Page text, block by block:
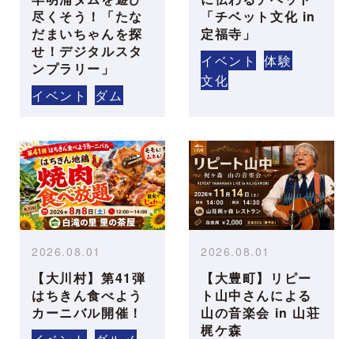
尽くそう！「たな
だまいちゃんを探
せ！デジタルスタ
ンプラリー」
イベント ダム
「チベット文化 in
定福寺」
イベント
体験
文化
【大川村】第41弾
はちきん食べよう
カーニバル開催！
2026.08.01
【大豊町】リピー
ト山中さんによる
山の音楽会 in 山荘
梶ケ森
2026.08.01